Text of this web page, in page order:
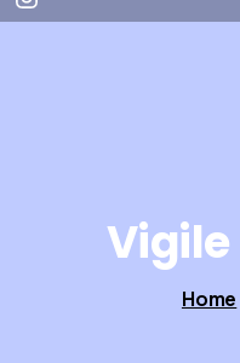
Vigile
Home